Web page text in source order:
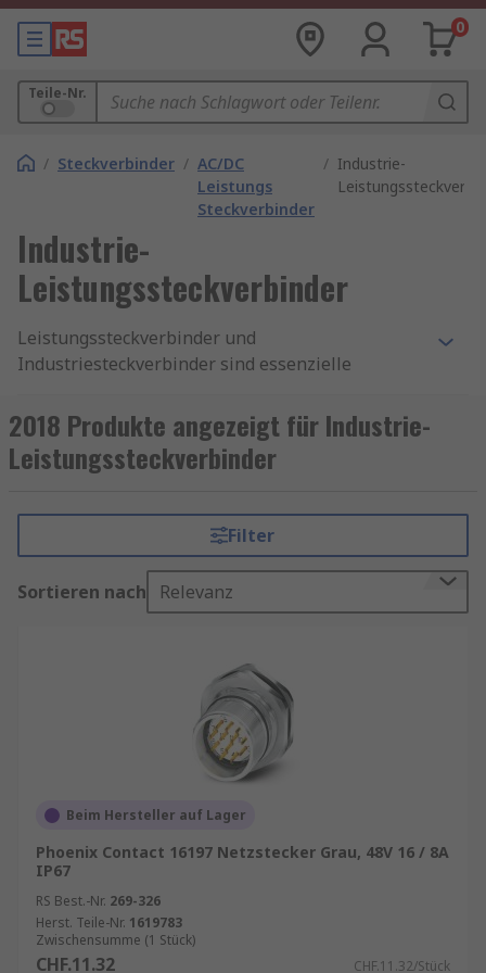
0
Teile-Nr.
/ Steckverbinder / AC/DC
Leistungs
Steckverbinder
/ Industrie-
Industrie-
Leistungssteckverbinder
Leistungssteckverbinder und
Industriesteckverbinder sind essenzielle
Energieübertragung in industriellen
Anwendungen. Sie ermöglichen eine stabile
Stromversorgung in anspruchsvollen
oder Veranstaltungen. Besonders gefragt sind
Leistungssteckverbinder,
Industriesteckverbinder sowie
Hochstromsteckverbinder, die hohe Ströme
Wichtige Eigenschaften von
Leistungssteckverbindern
Industriesteckverbinder sind speziell für hohe
Belastungen und raue Einsatzbedingungen
konzipiert. Sie gewährleisten eine sichere
Verbindung auch bei häufigem Stecken und
Ziehen sowie unter schwierigen
Umweltbedingungen. Gerade
Hochstromsteckverbinder sind für Anwendungen
2018 Produkte angezeigt für Industrie-
Leistungssteckverbinder
Filter
Sortieren nach Relevanz
Beim Hersteller auf Lager
Phoenix Contact 16197 Netzstecker Grau, 48V 16 / 8A
IP67
RS Best.-Nr. 269-326
Herst. Teile-Nr. 1619783
Zwischensumme (1 Stück)
CHF.11.32 CHF.11.32/Stück